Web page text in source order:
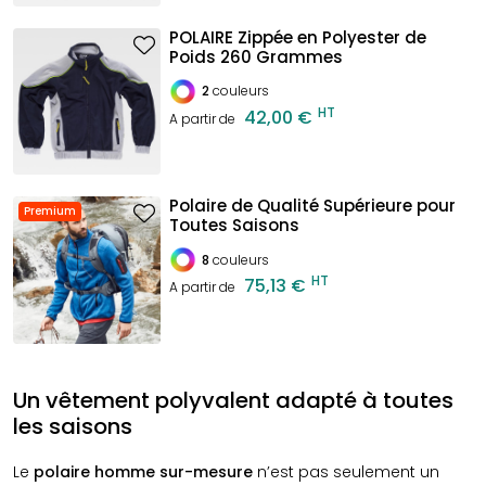
POLAIRE Zippée en Polyester de
Poids 260 Grammes
2couleurs
A partir de 42,00 € HT
Premium
Polaire de Qualité Supérieure pour
Toutes Saisons
8 couleurs
A partir de 75,13 € HT
Un vêtement polyvalent adapté à toutes
les saisons
Le polaire homme sur-mesure n’est pas seulement un